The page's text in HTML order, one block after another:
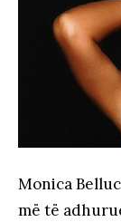
Monica
më të